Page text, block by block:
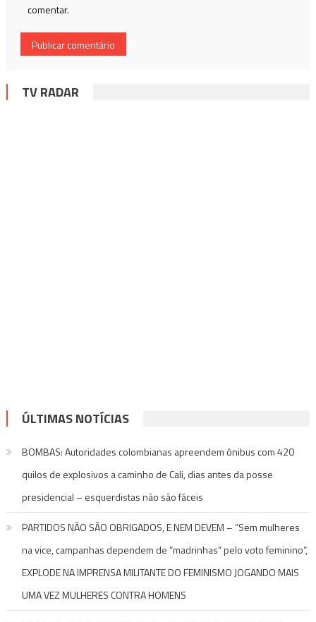
comentar.
TV RADAR
ÚLTIMAS NOTÍCIAS
BOMBAS: Autoridades colombianas apreendem ônibus com 420
quilos de explosivos a caminho de Cali, dias antes da posse
presidencial – esquerdistas não são fáceis
PARTIDOS NÃO SÃO OBRIGADOS, E NEM DEVEM – “Sem mulheres
na vice, campanhas dependem de “madrinhas” pelo voto feminino”,
EXPLODE NA IMPRENSA MILITANTE DO FEMINISMO JOGANDO MAIS
UMA VEZ MULHERES CONTRA HOMENS